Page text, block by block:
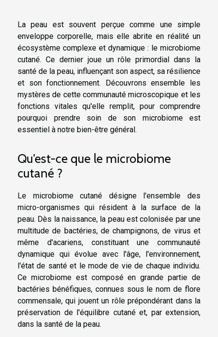
La peau est souvent perçue comme une simple
enveloppe corporelle, mais elle abrite en réalité un
écosystème complexe et dynamique : le microbiome
cutané. Ce dernier joue un rôle primordial dans la
santé de la peau, influençant son aspect, sa résilience
et son fonctionnement. Découvrons ensemble les
mystères de cette communauté microscopique et les
fonctions vitales qu'elle remplit, pour comprendre
pourquoi prendre soin de son microbiome est
essentiel à notre bien-être général.
Qu'est-ce que le microbiome
cutané ?
Le microbiome cutané désigne l'ensemble des
micro-organismes qui résident à la surface de la
peau. Dès la naissance, la peau est colonisée par une
multitude de bactéries, de champignons, de virus et
même d'acariens, constituant une communauté
dynamique qui évolue avec l'âge, l'environnement,
l'état de santé et le mode de vie de chaque individu.
Ce microbiome est composé en grande partie de
bactéries bénéfiques, connues sous le nom de flore
commensale, qui jouent un rôle prépondérant dans la
préservation de l'équilibre cutané et, par extension,
dans la santé de la peau.